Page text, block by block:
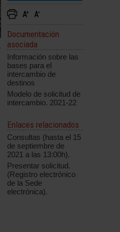
Documentación
asociada
Información sobre las
bases para el
intercambio de
destinos
Modelo de solicitud de
intercambio. 2021-22
Enlaces relacionados
Consultas (hasta el 15
de septiembre de
2021 a las 13:00h).
Presentar solicitud.
(Registro electrónico
de la Sede
electrónica).